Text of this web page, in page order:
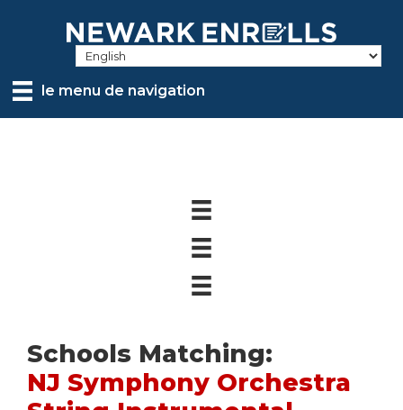
contentle menu de navigation
Schools Matching:
NJ Symphony Orchestra